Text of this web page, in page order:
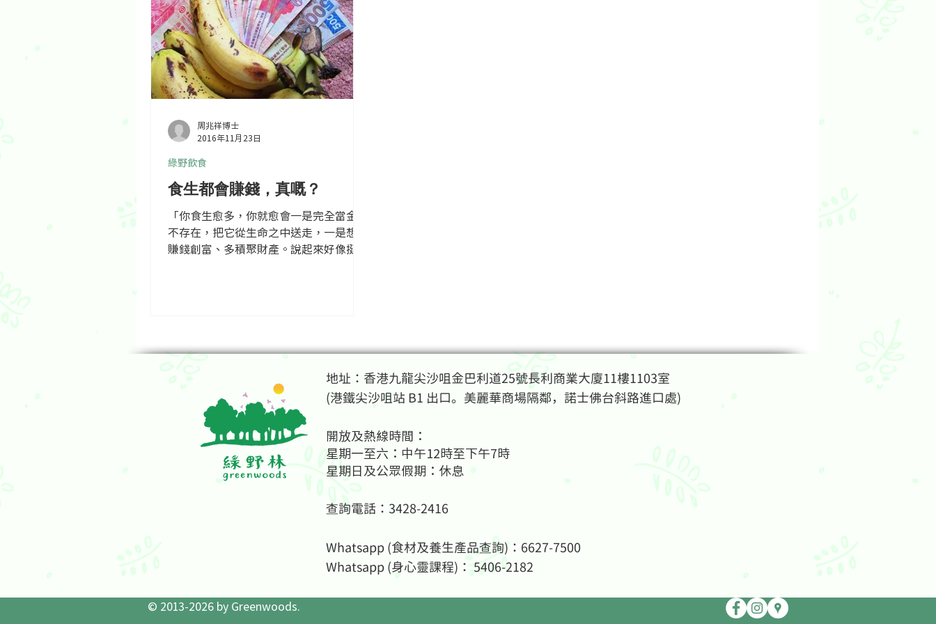
食生都會賺錢，真嘅？
「你食生愈多，你就愈會一是完全當金錢
不存在，把它從生命之中送走，一是想多
賺錢創富、多積聚財產。說起來好像挺矛
物原是息息相關的，事實上，你與金錢的
之後，人生觀必然轉化，對生命的期許不
再一樣，以前內心的負累擔子一一放下
了，開始體驗到身心靈自由的滋味。You
don’t get what you want. You get
what you FEEL。正是這種輕鬆自在滿足
無求的心境，令你吸引到大豐盛（包括錢
http://www.greenwoodshk.org/produc
http://www.greenwoodshk.org/shop-3
綠野飲食
周兆祥博士
2016年11月23日
地址：香港九龍尖沙咀金巴利道25號長利商業大廈11樓1103室
(港鐵尖沙咀站 B1 出口。美麗華商場隔鄰，諾士佛台斜路進口處)
開放及熱線時間：
星期一至六：中午12時至下午7時
星期日及公眾假期：休息
查詢電話：3428-2416
Whatsapp (食材及養生產品查詢)：6627-7500
Whatsapp (身心靈課程)： 5406-2182
© 2013-2026 by Greenwoods.